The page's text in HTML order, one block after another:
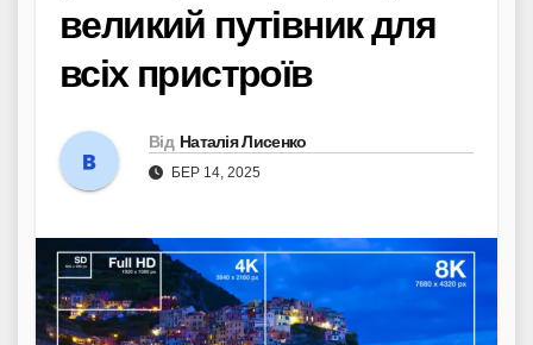
великий путівник для
всіх пристроїв
Від Наталія Лисенко
БЕР 14, 2025